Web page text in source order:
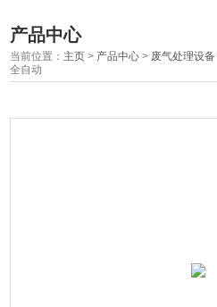
产品中心
当前位置： 主页 > 产品中心 > 废气处理设备
全自动